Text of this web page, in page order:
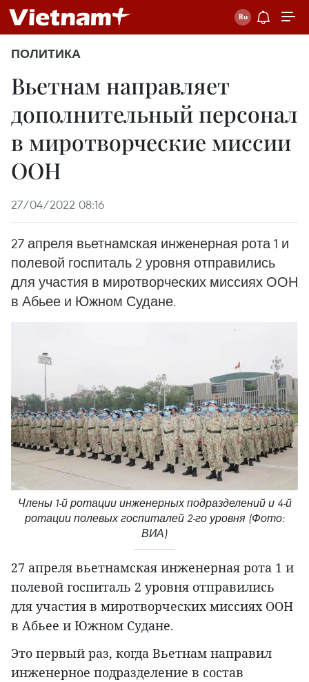
ПОЛИТИКА
Вьетнам направляет
дополнительный персонал
в миротворческие миссии
ООН
27/04/2022 08:16
27 апреля вьетнамская инженерная рота 1 и
полевой госпиталь 2 уровня отправились
для участия в миротворческих миссиях ООН
в Абьее и Южном Судане.
Члены 1-й ротации инженерных подразделений и 4-й
ротации полевых госпиталей 2-го уровня (Фото:
ВИА)
27 апреля вьетнамская инженерная рота 1 и
полевой госпиталь 2 уровня отправились
для участия в миротворческих миссиях ООН
в Абьее и Южном Судане.
Это первый раз, когда Вьетнам направил
инженерное подразделение в состав